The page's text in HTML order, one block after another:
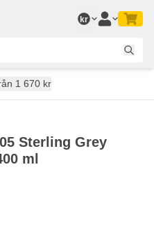
kr
skickas idag
1 670 kr
Sterling Grey
ml